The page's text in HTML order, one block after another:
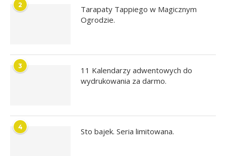
2
Tarapaty Tappiego w Magicznym
Ogrodzie.
3
11 Kalendarzy adwentowych do
wydrukowania za darmo.
4 Sto bajek. Seria limitowana.